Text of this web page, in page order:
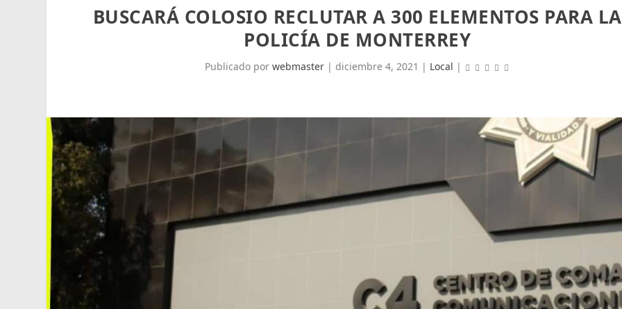
BUSCARÁ COLOSIO RECLUTAR A 300 ELEMENTOS PARA LA
POLICÍA DE MONTERREY
Publicado por webmaster| diciembre 4, 2021 | Local |